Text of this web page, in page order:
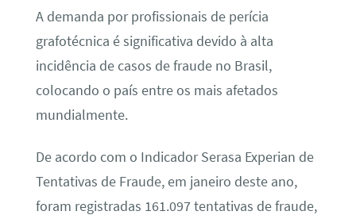
A demanda por profissionais de perícia
grafotécnica é significativa devido à alta
incidência de casos de fraude no Brasil,
colocando o país entre os mais afetados
mundialmente.
De acordo com o Indicador Serasa Experian de
Tentativas de Fraude, em janeiro deste ano,
foram registradas 161.097 tentativas de fraude,